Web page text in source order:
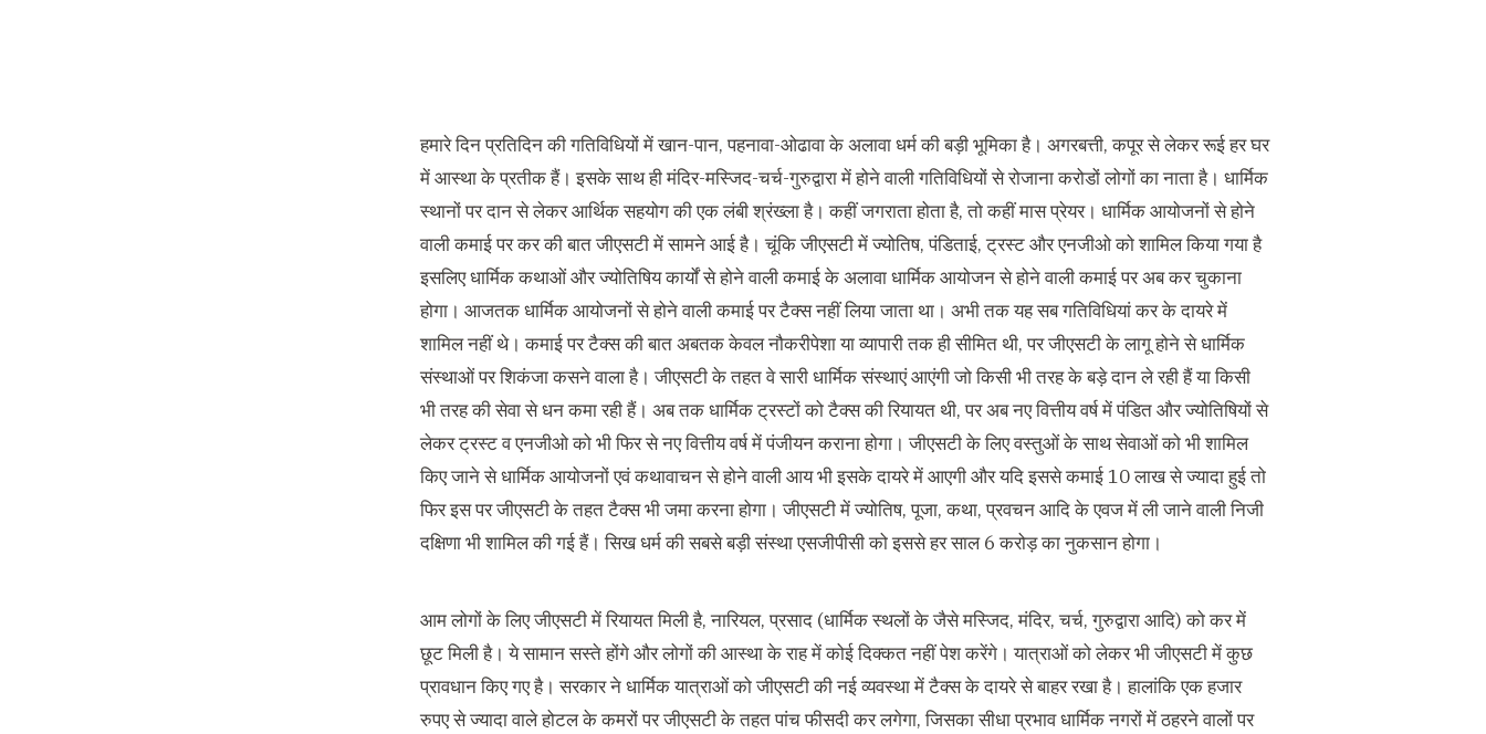
हमारे दिन प्रतिदिन की गतिविधियों में खान-पान, पहनावा-ओढावा के अलावा धर्म की बड़ी भूमिका है। अगरबत्ती, कपूर से लेकर रूई हर घर
में आस्था के प्रतीक हैं। इसके साथ ही मंदिर-मस्जिद-चर्च-गुरुद्वारा में होने वाली गतिविधियों से रोजाना करोडों लोगों का नाता है। धार्मिक
स्थानों पर दान से लेकर आर्थिक सहयोग की एक लंबी श्रंख्ला है। कहीं जगराता होता है, तो कहीं मास प्रेयर। धार्मिक आयोजनों से होने
वाली कमाई पर कर की बात जीएसटी में सामने आई है। चूंकि जीएसटी में ज्योतिष, पंडिताई, ट्रस्ट और एनजीओ को शामिल किया गया है
इसलिए धार्मिक कथाओं और ज्योतिषिय कार्यों से होने वाली कमाई के अलावा धार्मिक आयोजन से होने वाली कमाई पर अब कर चुकाना
होगा। आजतक धार्मिक आयोजनों से होने वाली कमाई पर टैक्स नहीं लिया जाता था। अभी तक यह सब गतिविधियां कर के दायरे में
शामिल नहीं थे। कमाई पर टैक्स की बात अबतक केवल नौकरीपेशा या व्यापारी तक ही सीमित थी, पर जीएसटी के लागू होने से धार्मिक
संस्थाओं पर शिकंजा कसने वाला है। जीएसटी के तहत वे सारी धार्मिक संस्थाएं आएंगी जो किसी भी तरह के बड़े दान ले रही हैं या किसी
भी तरह की सेवा से धन कमा रही हैं। अब तक धार्मिक ट्रस्टों को टैक्स की रियायत थी, पर अब नए वित्तीय वर्ष में पंडित और ज्योतिषियों से
लेकर ट्रस्ट व एनजीओ को भी फिर से नए वित्तीय वर्ष में पंजीयन कराना होगा। जीएसटी के लिए वस्तुओं के साथ सेवाओं को भी शामिल
किए जाने से धार्मिक आयोजनों एवं कथावाचन से होने वाली आय भी इसके दायरे में आएगी और यदि इससे कमाई 10 लाख से ज्यादा हुई तो
फिर इस पर जीएसटी के तहत टैक्स भी जमा करना होगा। जीएसटी में ज्योतिष, पूजा, कथा, प्रवचन आदि के एवज में ली जाने वाली निजी
दक्षिणा भी शामिल की गई हैं। सिख धर्म की सबसे बड़ी संस्था एसजीपीसी को इससे हर साल 6 करोड़ का नुकसान होगा।
आम लोगों के लिए जीएसटी में रियायत मिली है, नारियल, प्रसाद (धार्मिक स्थलों के जैसे मस्जिद, मंदिर, चर्च, गुरुद्वारा आदि) को कर में
छूट मिली है। ये सामान सस्ते होंगे और लोगों की आस्था के राह में कोई दिक्कत नहीं पेश करेंगे। यात्राओं को लेकर भी जीएसटी में कुछ
प्रावधान किए गए है। सरकार ने धार्मिक यात्राओं को जीएसटी की नई व्यवस्था में टैक्स के दायरे से बाहर रखा है। हालांकि एक हजार
रुपए से ज्यादा वाले होटल के कमरों पर जीएसटी के तहत पांच फीसदी कर लगेगा, जिसका सीधा प्रभाव धार्मिक नगरों में ठहरने वालों पर